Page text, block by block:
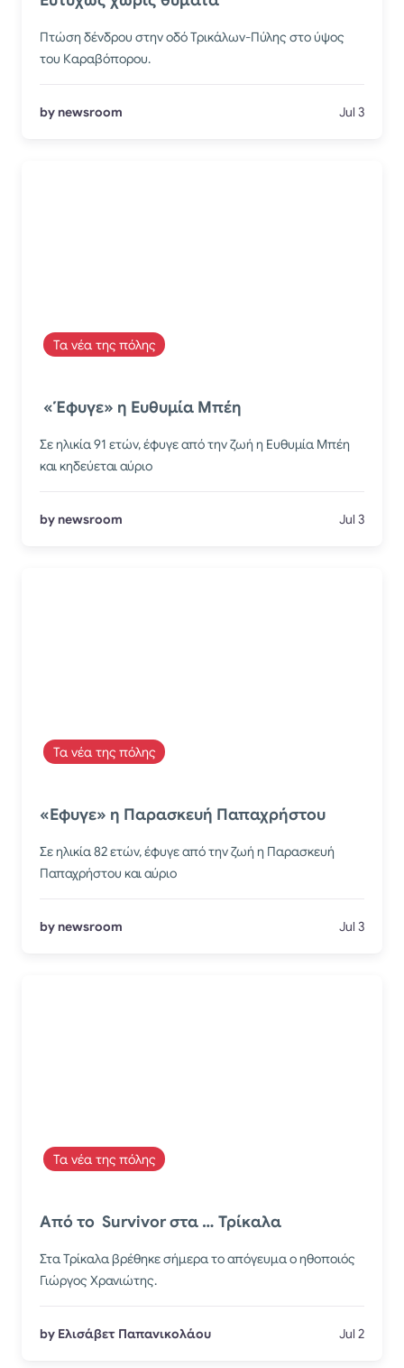
Πτώση δένδρου στην οδό Τρικάλων-Πύλης στο ύψος
του Καραβόπορου.
by newsroom Jul 3
Τα νέα της πόλης
«Έφυγε» η Ευθυμία Μπέη
Σε ηλικία 91 ετών, έφυγε από την ζωή η Ευθυμία Μπέη
και κηδεύεται αύριο
by newsroom Jul 3
Τα νέα της πόλης
«Εφυγε» η Παρασκευή Παπαχρήστου
Σε ηλικία 82 ετών, έφυγε από την ζωή η Παρασκευή
Παπαχρήστου και αύριο
by newsroom Jul 3
Τα νέα της πόλης
Από το Survivor στα … Τρίκαλα
Στα Τρίκαλα βρέθηκε σήμερα το απόγευμα ο ηθοποιός
Γιώργος Χρανιώτης.
by Ελισάβετ Παπανικολάου Jul 2